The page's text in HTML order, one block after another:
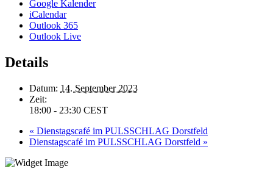
Google Kalender
iCalendar
Outlook 365
Outlook Live
Details
Datum: 14. September 2023
Zeit:
18:00 - 23:30 CEST
« Dienstagscafé im PULSSCHLAG Dorstfeld
Dienstagscafé im PULSSCHLAG Dorstfeld »